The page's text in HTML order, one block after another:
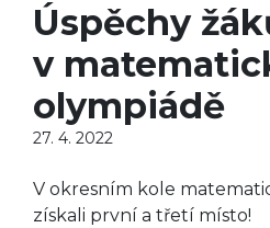
Úspěchy
v
olympiádě
27. 4. 2022
V okresním kole
získali první a třetí místo!